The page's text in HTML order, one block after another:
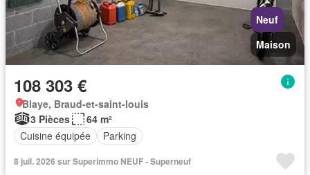
Neuf
Maison
108 303 €
Blaye, Braud-et-saint-louis
3 Pièces
64 m²
Cuisine équipée
Parking
8 juil. 2026 sur Superimmo NEUF - Superneuf